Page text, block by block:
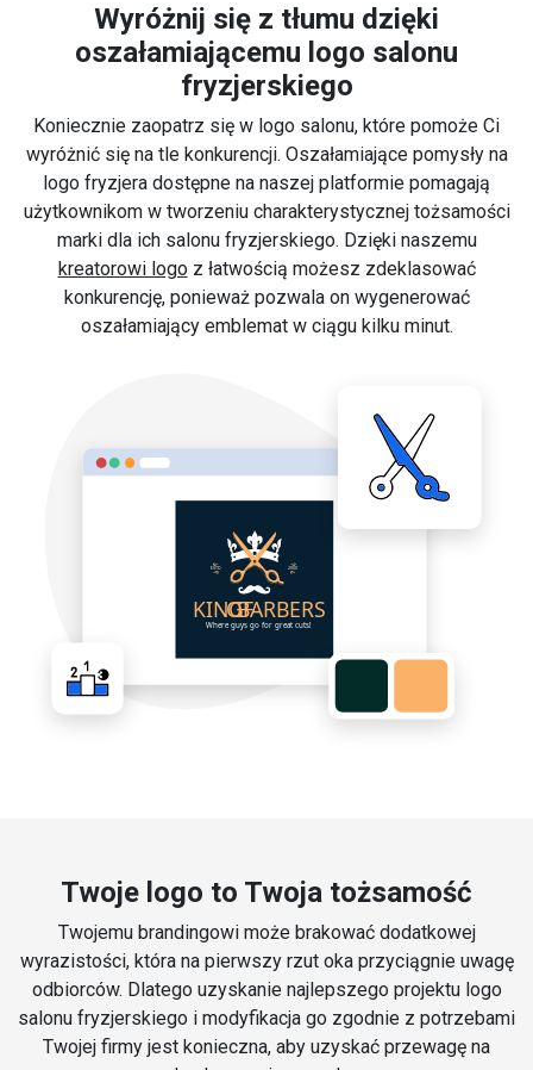
Wyróżnij się z tłumu dzięki
oszałamiającemu logo salonu
fryzjerskiego
Koniecznie zaopatrz się w logo salonu, które pomoże Ci
wyróżnić się na tle konkurencji. Oszałamiające pomysły na
logo fryzjera dostępne na naszej platformie pomagają
użytkownikom w tworzeniu charakterystycznej tożsamości
marki dla ich salonu fryzjerskiego. Dzięki naszemu
kreatorowi logoz łatwością możesz zdeklasować
konkurencję, ponieważ pozwala on wygenerować
oszałamiający emblemat w ciągu kilku minut.
Twoje logo to Twoja tożsamość
Twojemu brandingowi może brakować dodatkowej
wyrazistości, która na pierwszy rzut oka przyciągnie uwagę
odbiorców. Dlatego uzyskanie najlepszego projektu logo
salonu fryzjerskiego i modyfikacja go zgodnie z potrzebami
Twojej firmy jest konieczna, aby uzyskać przewagę na